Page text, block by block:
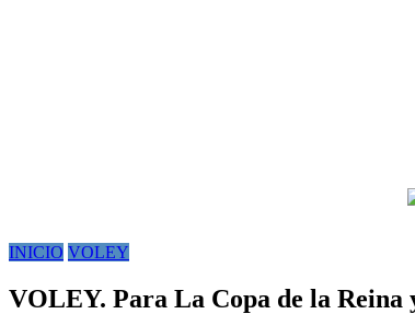
INICIO VOLEY
VOLEY. Para La Copa de la Reina